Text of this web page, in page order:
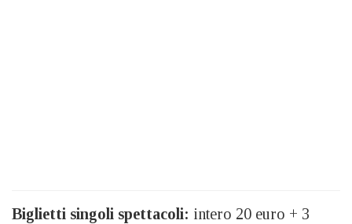
Biglietti singoli spettacoli: intero 20 euro + 3